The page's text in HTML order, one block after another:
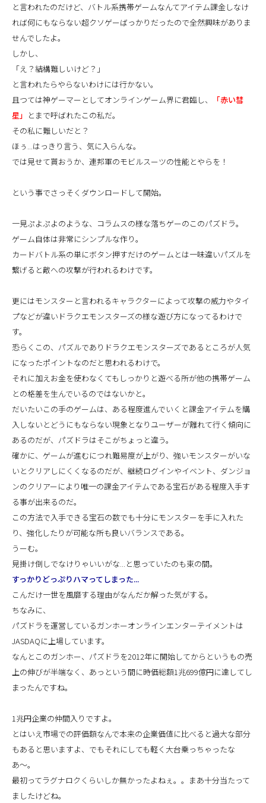
と言われたのだけど、バトル系携帯ゲームなんてアイテム課金しなけ
れば何にもならない超クソゲーばっかりだったので全然興味がありま
せんでしたよ。
しかし、
「え？結構難しいけど？」
と言われたらやらないわけには行かない。
且つては神ゲーマーとしてオンラインゲーム界に君臨し、
「赤い彗
星」 とまで呼ばれたこの私だ。
その私に難しいだと？
ほぅ...はっきり言う、気に入らんな。
では見せて貰おうか、連邦軍のモビルスーツの性能とやらを！
という事でさっそくダウンロードして開始。
一見ぷよぷよのような、コラムスの様な落ちゲーのこのパズドラ。
ゲーム自体は非常にシンプルな作り。
カードバトル系の単にボタン押すだけのゲームとは一味違いパズルを
繋げると敵への攻撃が行われるわけです。
更にはモンスターと言われるキャラクターによって攻撃の威力やタイ
プなどが違いドラクエモンスターズの様な遊び方になってるわけで
す。
恐らくこの、パズルでありドラクエモンスターズであるところが人気
になったポイントなのだと思われるわけで。
それに加えお金を使わなくてもしっかりと遊べる所が他の携帯ゲーム
との格差を生んでいるのではないかと。
だいたいこの手のゲームは、ある程度進んでいくと課金アイテムを購
入しないとどうにもならない現象となりユーザーが離れて行く傾向に
あるのだが、パズドラはそこがちょっと違う。
確かに、ゲームが進むにつれ難易度が上がり、強いモンスターがいな
いとクリアしにくくなるのだが、継続ログインやイベント、ダンジョ
ンのクリアーにより唯一の課金アイテムである宝石がある程度入手す
る事が出来るのだ。
この方法で入手できる宝石の数でも十分にモンスターを手に入れた
り、強化したりが可能な所も良いバランスである。
うーむ。
見掛け倒しでなけりゃいいがな...と思っていたのも束の間。
すっかりどっぷりハマってしまった...
こんだけ一世を風靡する理由がなんだか解った気がする。
ちなみに、
パズドラを運営しているガンホーオンラインエンターテイメントは
JASDAQに上場しています。
なんとこのガンホー、パズドラを2012年に開始してからというもの売
上の伸びが半端なく、あっという間に時価総額1兆699億円に達してし
まったんですね。
1兆円企業の仲間入りですよ。
とはいえ市場での評価額なんで本来の企業価値に比べると過大な部分
もあると思いますよ、でもそれにしても軽く大台乗っちゃったな
あ〜。
最初ってラグナロクくらいしか無かったよねぇ。。まあ十分当たって
ましたけどね。